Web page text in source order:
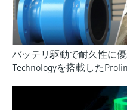
バッテリ駆動で耐久性に
Technologyを搭載した